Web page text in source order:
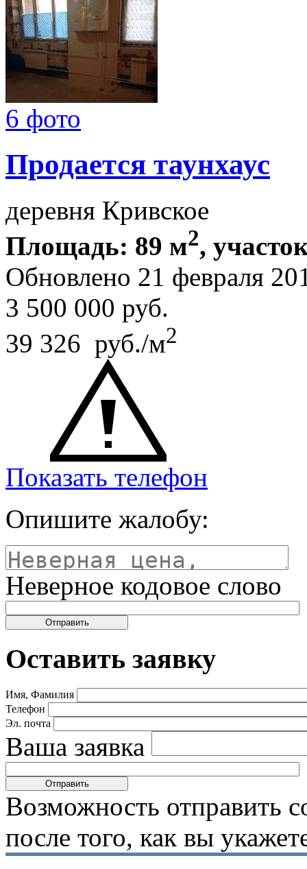
6 фото
Продается таунхаус
деревня Кривское
Площадь: 89 м2,
Обновлено 21 февраля
3 500 000 руб.
39 326 руб./м2
Показать телефон
Опишите жалобу:
Неверное кодовое слово
Оставить заявку
Имя, Фамилия
Телефон
Эл. почта
Ваша заявка
Возможность отправить
после того, как вы